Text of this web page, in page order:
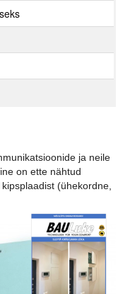
ja neile
on ette nähtud
(ühekordne,